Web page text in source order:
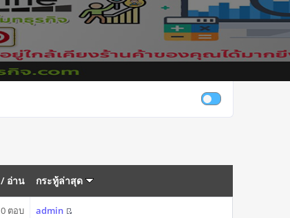
/ อ่าน กระทู้ล่าสุด
0 ตอบ
admin